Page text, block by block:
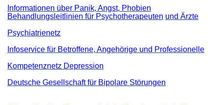
Informationen über Panik, Angst, Phobien
Behandlungsleitlinien für Psychotherapeuten und Ärzte
Psychiatrienetz
Infoservice für Betroffene, Angehörige und Professionelle
Kompetenznetz Depression
Deutsche Gesellschaft für Bipolare Störungen